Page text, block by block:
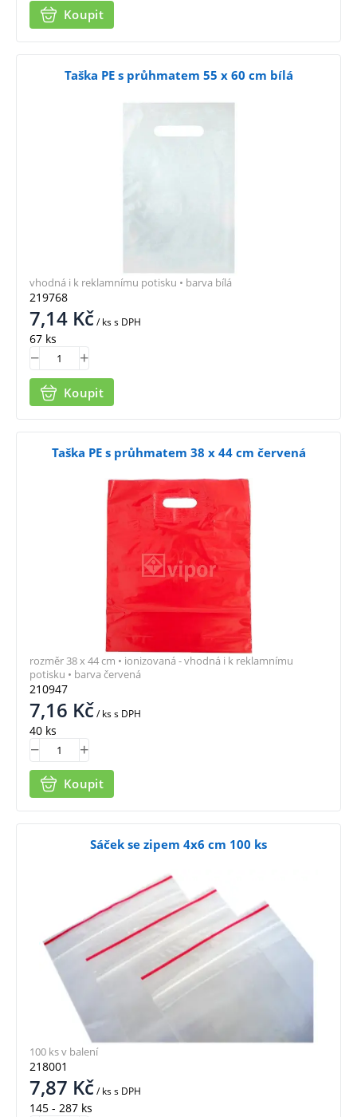
Koupit
Taška PE s průhmatem 55 x 60 cm bílá
219768
7,14 Kč/ kss DPH
67 ks
Koupit
vhodná i k reklamnímu potisku • barva bílá
Taška PE s průhmatem 38 x 44 cm červená
210947
7,16 Kč/ kss DPH
40 ks
Koupit
rozměr 38 x 44 cm • ionizovaná - vhodná i k reklamnímu
potisku • barva červená
Sáček se zipem 4x6 cm 100 ks
218001
7,87 Kč/ kss DPH
145 - 287 ks
100 ks v balení